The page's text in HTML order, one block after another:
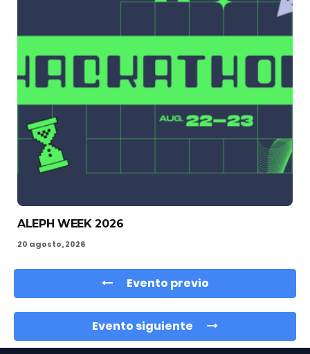
20 agosto, 2026
ALEPH WEEK 2026
Evento previo
Evento siguiente